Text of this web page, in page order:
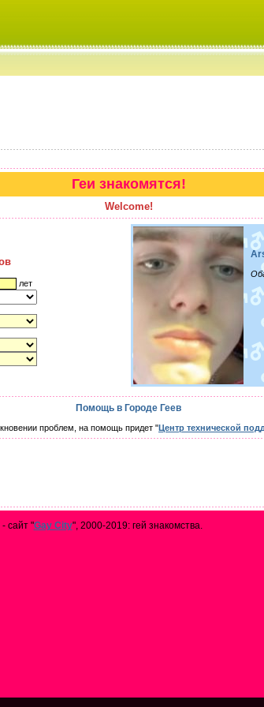
Геи знакомятся!
Welcome!
лет
Помощь в Городе Геев
проблем, на помощь придет "Центр технической
сайт "Gay City", 2000-2019: гей знакомства.